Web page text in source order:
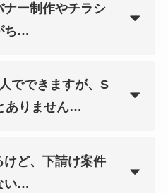
ー制作やチラシ
ち…
でできますが、S
ありません…
けど、下請け案件
い…